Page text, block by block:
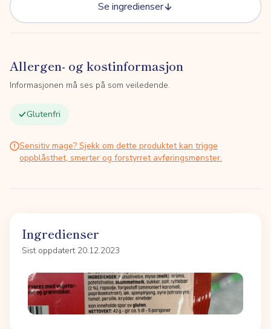
Se ingredienser
Allergen- og kostinformasjon
Informasjonen må ses på som veiledende.
Glutenfri
Sensitiv mage? Sjekk om dette produktet kan trigge
oppblåsthet, smerter og forstyrret avføringsmønster.
Ingredienser
Sist oppdatert 20.12.2023